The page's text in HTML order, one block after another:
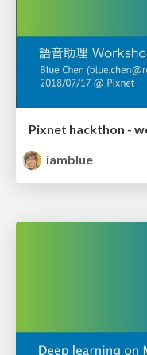
Pixnet hackthon -
iamblue